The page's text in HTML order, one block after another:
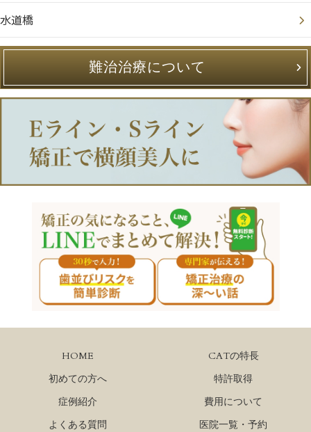
水道橋
難治治療について
HOME
CATの特長
初めての方へ
特許取得
症例紹介
費用について
よくある質問
医院一覧・予約